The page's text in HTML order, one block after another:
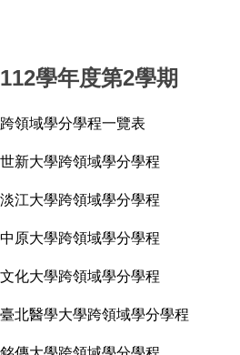
112學年度第2學期
跨領域學分學程一覽表
世新大學跨領域學分學程
淡江大學跨領域學分學程
中原大學跨領域學分學程
文化大學跨領域學分學程
臺北醫學大學跨領域學分學程